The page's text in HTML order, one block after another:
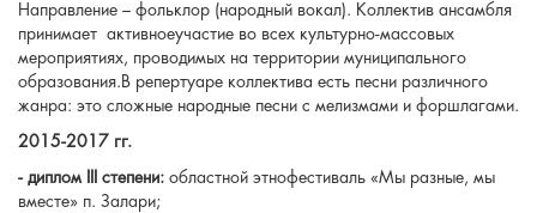
Направление – фольклор (народный вокал). Коллектив ансамбля
принимает активноеучастие во всех культурно-массовых
мероприятиях, проводимых на территории муниципального
образования.В репертуаре коллектива есть песни различного
жанра: это сложные народные песни с мелизмами и форшлагами.
2015-2017 гг.
- диплом III степени: областной этнофестиваль «Мы разные, мы
вместе» п. Залари;